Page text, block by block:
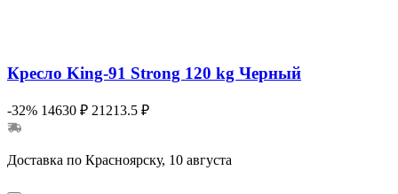
Кресло King-91 Strong 120 kg Черный
-32% 14630 ₽ 21213.5 ₽
Доставка по Красноярску, 10 августа